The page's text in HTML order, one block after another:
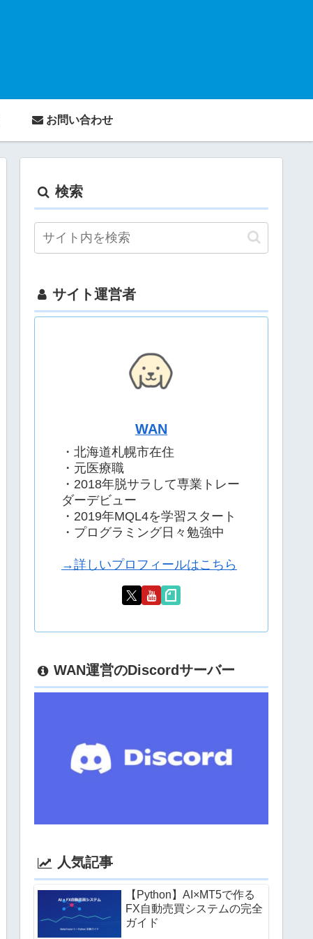
お問い合わせ
検索
サイト運営者
WAN
・北海道札幌市在住
・元医療職
・2018年脱サラして専業トレー
ダーデビュー
・2019年MQL4を学習スタート
・プログラミング日々勉強中
→詳しいプロフィールはこちら
WAN運営のDiscordサーバー
人気記事
【Python】AI×MT5で作る
FX自動売買システムの完全
ガイド